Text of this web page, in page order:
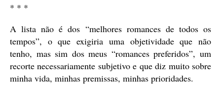
* * *
A lista não é dos “melhores romances de todos os
tempos”, o que exigiria uma objetividade que não
tenho, mas sim dos meus “romances preferidos”, um
recorte necessariamente subjetivo e que diz muito sobre
minha vida, minhas premissas, minhas prioridades.